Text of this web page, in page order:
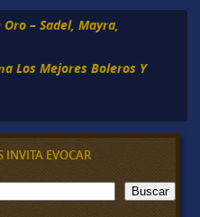
– Sadel, Mayra,
Los Mejores Boleros Y
INVITA EVOCAR
Buscar